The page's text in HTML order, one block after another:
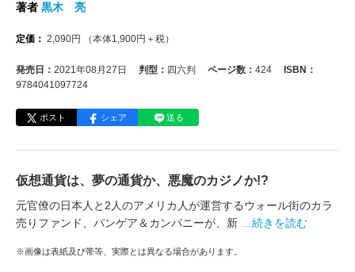
著者 黒木 亮
定価： 2,090円 （本体1,900円＋税）
発売日： 2021年08月27日 判型： 四六判 ページ数： 424
ISBN：
9784041097724
ポスト シェア 送る
仮想通貨は、夢の通貨か、悪魔のカジノか!?
元官僚の日本人と2人のアメリカ人が運営するウォール街のカラ
売りファンド、パンゲア＆カンパニーが、新
…続きを読む
※画像は表紙及び帯等、実際とは異なる場合があります。